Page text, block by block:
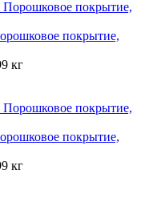
покрытие,
кг
покрытие,
кг